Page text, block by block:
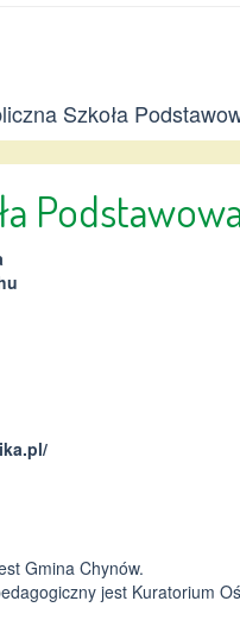
Szkoła
Gmina Chynów.
jest Kuratorium